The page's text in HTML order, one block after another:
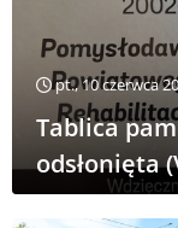
pt., 10 czerwca
Tablica
odsłonięta